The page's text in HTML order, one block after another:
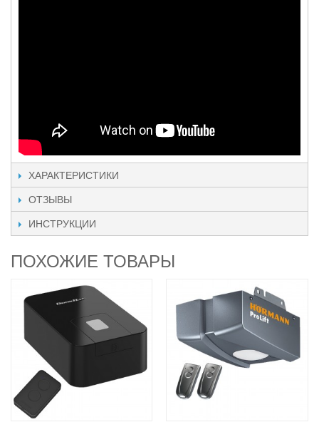
ХАРАКТЕРИСТИКИ
ОТЗЫВЫ
ИНСТРУКЦИИ
ПОХОЖИЕ ТОВАРЫ